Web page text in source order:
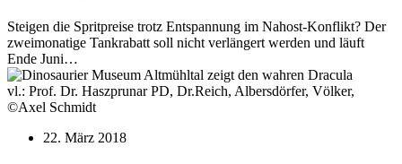
Steigen die Spritpreise trotz Entspannung im Nahost-Konflikt? Der
zweimonatige Tankrabatt soll nicht verlängert werden und läuft
Ende Juni…
vl.: Prof. Dr. Haszprunar PD, Dr.Reich, Albersdörfer, Völker,
©Axel Schmidt
22. März 2018